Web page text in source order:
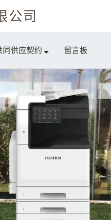
公司
同供应契约 留言板